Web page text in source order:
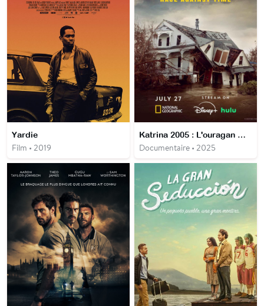
Yardie
Film • 2019
Katrina 2005 : L'ouragan meutrier
Documentaire • 2025